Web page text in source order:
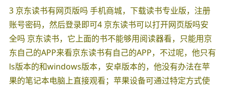
3 京东读书有网页版吗 手机商城，下载读书专业版，注册
账号密码，然后登录即可4 京东读书可以打开网页版吗安
全吗 京东读书，它上面的书不能够用阅读器看，只能用京
东自己的APP来看京东读书有自己的APP，不过呢，他只有
ls版本的和windows版本，安卓版本的，他没有办法在苹
果的笔记本电脑上直接观看；苹果设备可通过特定方式使